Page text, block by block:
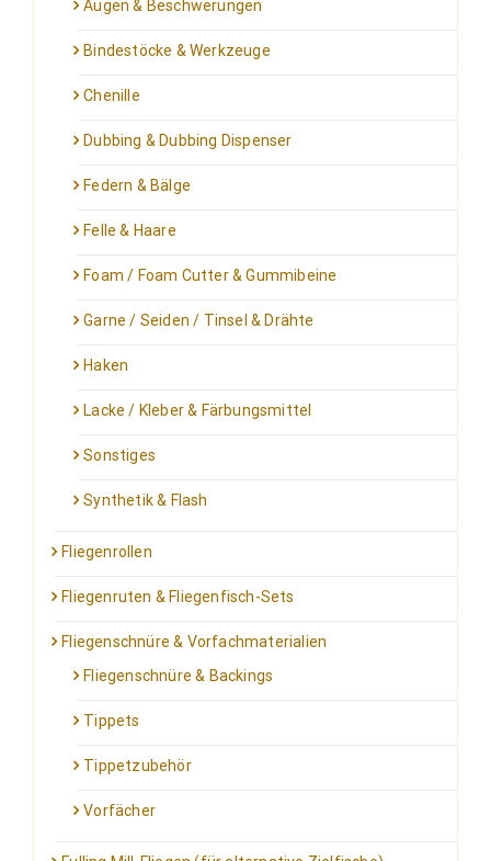
Augen & Beschwerungen
Bindestöcke & Werkzeuge
Chenille
Dubbing & Dubbing Dispenser
Federn & Bälge
Felle & Haare
Foam / Foam Cutter & Gummibeine
Garne / Seiden / Tinsel & Drähte
Haken
Lacke / Kleber & Färbungsmittel
Sonstiges
Synthetik & Flash
Fliegenrollen
Fliegenruten & Fliegenfisch-Sets
Fliegenschnüre & Vorfachmaterialien
Fliegenschnüre & Backings
Tippets
Tippetzubehör
Vorfächer